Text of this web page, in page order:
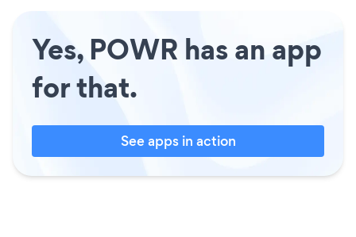
Yes, POWR has an app
for that.
See apps in action